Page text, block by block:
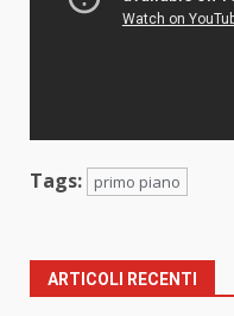
Tags: primo piano
ARTICOLI RECENTI